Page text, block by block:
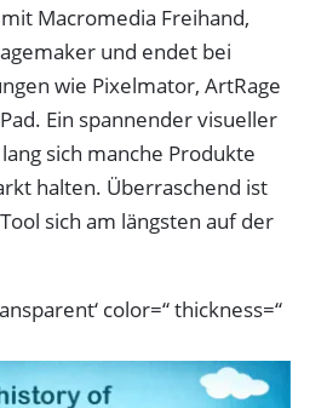
Macromedia Freihand,
und endet bei
wie Pixelmator, ArtRage
Ein spannender visueller
sich manche Produkte
halten. Überraschend ist
sich am längsten auf der
color=“ thickness=“